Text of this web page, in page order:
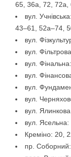
65, 36а, 72, 72а,
вул.
43–61, 52а–74,
вул.
вул.
вул.
вул.
вул.
вул.
вул.
вул.
Креміно: 20,
пр.